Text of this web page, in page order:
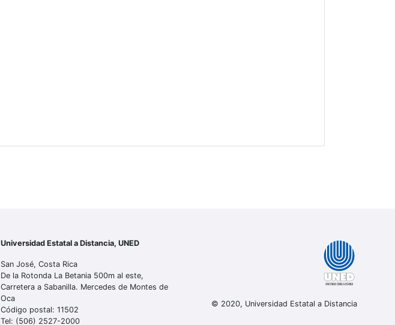
Universidad Estatal a Distancia, UNED
San José, Costa Rica
De la Rotonda La Betania 500m al este,
Carretera a Sabanilla. Mercedes de Montes de
Oca
Código postal: 11502
Tel: (506) 2527-2000
© 2020, Universidad Estatal a Distancia